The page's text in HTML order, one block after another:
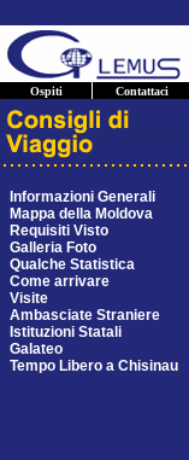
Ospiti Contattaci
Informazioni Generali
Mappa della Moldova
Requisiti Visto
Galleria Foto
Qualche Statistica
Come arrivare
Visite
Ambasciate Straniere
Istituzioni Statali
Galateo
Tempo Libero a Chisinau